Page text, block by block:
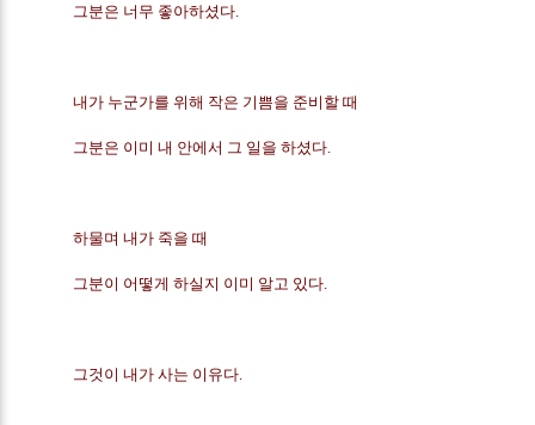
그분은 너무 좋아하셨다.
내가 누군가를 위해 작은 기쁨을 준비할 때
그분은 이미 내 안에서 그 일을 하셨다.
하물며 내가 죽을 때
그분이 어떻게 하실지 이미 알고 있다.
그것이 내가 사는 이유다.